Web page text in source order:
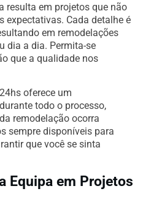
resulta em projetos que não
expectativas. Cada detalhe é
em remodelações
dia a dia. Permita-se
que a qualidade nos
oferece um
todo o processo,
remodelação ocorra
sempre disponíveis para
que você se sinta
Equipa em Projetos